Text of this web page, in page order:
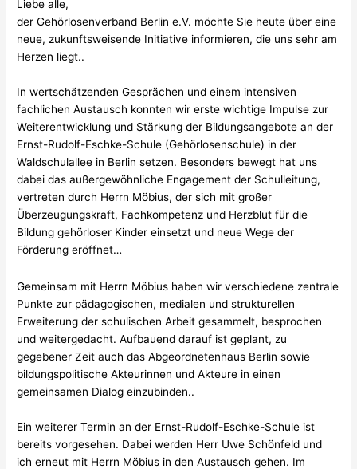
Liebe alle,
der Gehörlosenverband Berlin e.V. möchte Sie heute über eine
neue, zukunftsweisende Initiative informieren, die uns sehr am
Herzen liegt..
In wertschätzenden Gesprächen und einem intensiven
fachlichen Austausch konnten wir erste wichtige Impulse zur
Weiterentwicklung und Stärkung der Bildungsangebote an der
Ernst-Rudolf-Eschke-Schule (Gehörlosenschule) in der
Waldschulallee in Berlin setzen. Besonders bewegt hat uns
dabei das außergewöhnliche Engagement der Schulleitung,
vertreten durch Herrn Möbius, der sich mit großer
Überzeugungskraft, Fachkompetenz und Herzblut für die
Bildung gehörloser Kinder einsetzt und neue Wege der
Förderung eröffnet…
Gemeinsam mit Herrn Möbius haben wir verschiedene zentrale
Punkte zur pädagogischen, medialen und strukturellen
Erweiterung der schulischen Arbeit gesammelt, besprochen
und weitergedacht. Aufbauend darauf ist geplant, zu
gegebener Zeit auch das Abgeordnetenhaus Berlin sowie
bildungspolitische Akteurinnen und Akteure in einen
gemeinsamen Dialog einzubinden..
Ein weiterer Termin an der Ernst-Rudolf-Eschke-Schule ist
bereits vorgesehen. Dabei werden Herr Uwe Schönfeld und
ich erneut mit Herrn Möbius in den Austausch gehen. Im